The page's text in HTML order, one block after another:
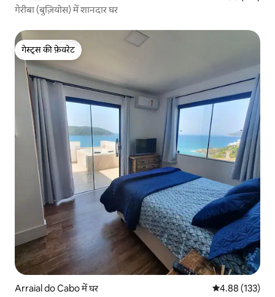
गेरीबा (बुज़ियोस) में शानदार घर
गेस्ट्स की फ़ेवरेट
गेस्ट्स की फ़ेवरेट
Arraial do Cabo में घर औसत रेटिंग 5 में से
4.88 (133)